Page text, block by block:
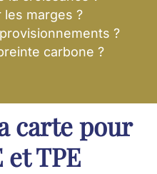
les marges ?
?
carbone ?
carte pour
et TPE